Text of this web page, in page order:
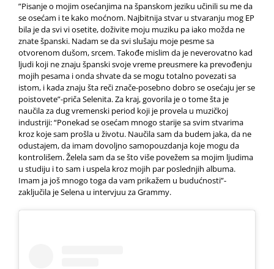
”Pisanje o mojim osećanjima na španskom jeziku učinili su me da
se osećam i te kako moćnom. Najbitnija stvar u stvaranju mog EP
bila je da svi vi osetite, doživite moju muziku pa iako možda ne
znate španski. Nadam se da svi slušaju moje pesme sa
otvorenom dušom, srcem. Takođe mislim da je neverovatno kad
ljudi koji ne znaju španski svoje vreme preusmere ka prevođenju
mojih pesama i onda shvate da se mogu totalno povezati sa
istom, i kada znaju šta reči znače-posebno dobro se osećaju jer se
poistovete”-priča Selenita. Za kraj, govorila je o tome šta je
naučila za dug vremenski period koji je provela u muzičkoj
industriji: “Ponekad se osećam mnogo starije sa svim stvarima
kroz koje sam prošla u životu. Naučila sam da budem jaka, da ne
odustajem, da imam dovoljno samopouzdanja koje mogu da
kontrolišem. Želela sam da se što više povežem sa mojim ljudima
u studiju i to sam i uspela kroz mojih par poslednjih albuma.
Imam ja još mnogo toga da vam prikažem u budućnosti”-
zaključila je Selena u intervjuu za Grammy.